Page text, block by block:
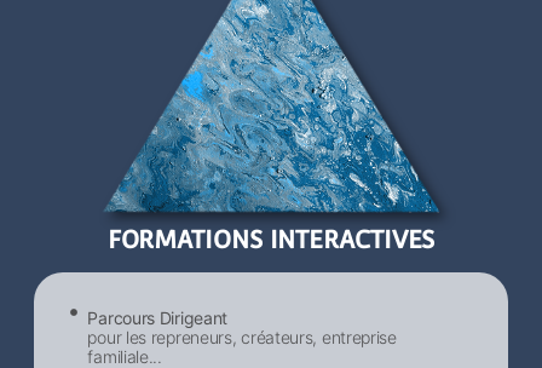
FORMATIONS INTERACTIVES
Parcours Dirigeant
pour les repreneurs, créateurs, entreprise
familiale...